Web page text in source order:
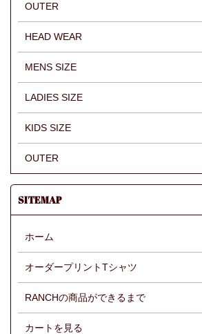
OUTER
HEAD WEAR
MENS SIZE
LADIES SIZE
KIDS SIZE
OUTER
SITEMAP
ホーム
オーダープリントTシャツ
RANCHの商品ができるまで
カートを見る